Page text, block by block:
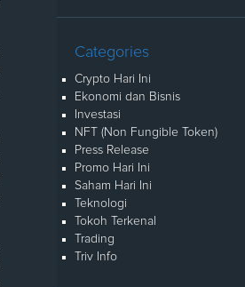
Categories
Crypto Hari Ini
Ekonomi dan Bisnis
Investasi
NFT (Non Fungible Token)
Press Release
Promo Hari Ini
Saham Hari Ini
Teknologi
Tokoh Terkenal
Trading
Triv Info